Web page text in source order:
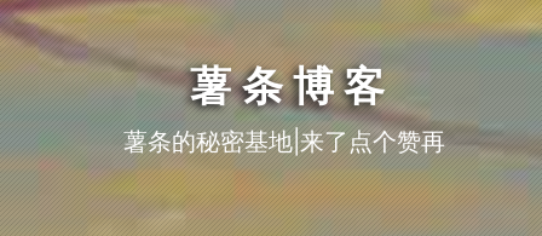
薯条博客
薯条的秘密基地|来了点个赞再走呗